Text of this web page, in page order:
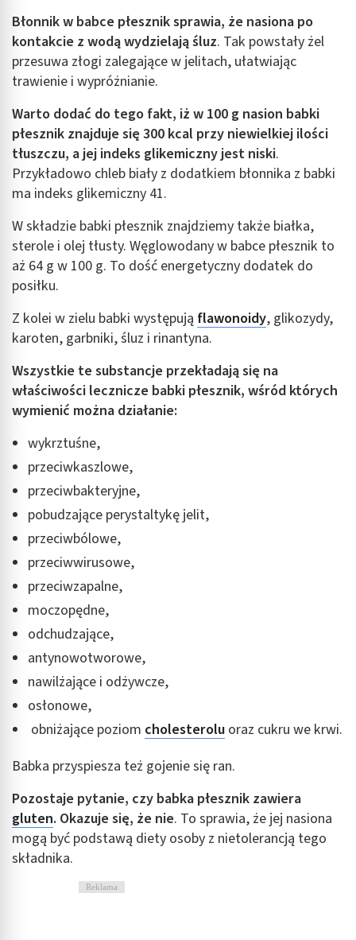
Błonnik w babce płesznik sprawia, że nasiona po
kontakcie z wodą wydzielają śluz. Tak powstały żel
przesuwa złogi zalegające w jelitach, ułatwiając
trawienie i wypróżnianie.
Warto dodać do tego fakt, iż w 100 g nasion babki
płesznik znajduje się 300 kcal przy niewielkiej ilości
tłuszczu, a jej indeks glikemiczny jest niski.
Przykładowo chleb biały z dodatkiem błonnika z babki
ma indeks glikemiczny 41.
W składzie babki płesznik znajdziemy także białka,
sterole i olej tłusty. Węglowodany w babce płesznik to
aż 64 g w 100 g. To dość energetyczny dodatek do
posiłku.
Z kolei w zielu babki występują flawonoidy, glikozydy,
karoten, garbniki, śluz i rinantyna.
Wszystkie te substancje przekładają się na
właściwości lecznicze babki płesznik, wśród których
wymienić można działanie:
wykrztuśne,
przeciwkaszlowe,
przeciwbakteryjne,
pobudzające perystaltykę jelit,
przeciwbólowe,
przeciwwirusowe,
przeciwzapalne,
moczopędne,
odchudzające,
antynowotworowe,
nawilżające i odżywcze,
osłonowe,
obniżające poziom cholesterolu oraz cukru we krwi.
Babka przyspiesza też gojenie się ran.
Pozostaje pytanie, czy babka płesznik zawiera
gluten. Okazuje się, że nie. To sprawia, że jej nasiona
mogą być podstawą diety osoby z nietolerancją tego
składnika.
Reklama